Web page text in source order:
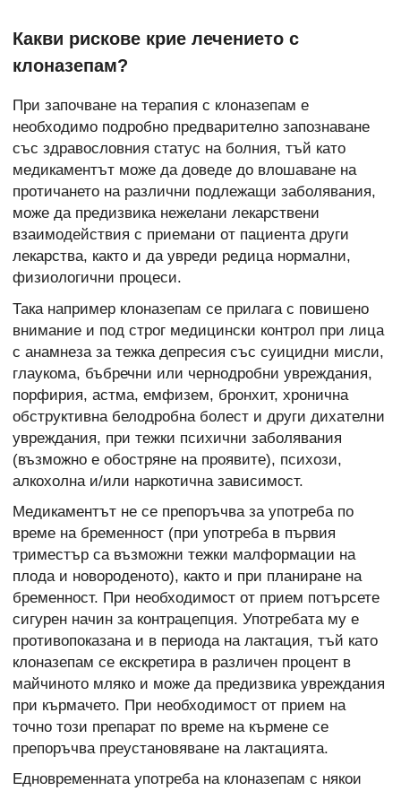
Какви рискове крие лечението с
клоназепам?
При започване на терапия с клоназепам е
необходимо подробно предварително запознаване
със здравословния статус на болния, тъй като
медикаментът може да доведе до влошаване на
протичането на различни подлежащи заболявания,
може да предизвика нежелани лекарствени
взаимодействия с приемани от пациента други
лекарства, както и да увреди редица нормални,
физиологични процеси.
Така например клоназепам се прилага с повишено
внимание и под строг медицински контрол при лица
с анамнеза за тежка депресия със суицидни мисли,
глаукома, бъбречни или чернодробни увреждания,
порфирия, астма, емфизем, бронхит, хронична
обструктивна белодробна болест и други дихателни
увреждания, при тежки психични заболявания
(възможно е обостряне на проявите), психози,
алкохолна и/или наркотична зависимост.
Медикаментът не се препоръчва за употреба по
време на бременност (при употреба в първия
триместър са възможни тежки малформации на
плода и новороденото), както и при планиране на
бременност. При необходимост от прием потърсете
сигурен начин за контрацепция. Употребата му е
противопоказана и в периода на лактация, тъй като
клоназепам се екскретира в различен процент в
майчиното мляко и може да предизвика увреждания
при кърмачето. При необходимост от прием на
точно този препарат по време на кърмене се
препоръчва преустановяване на лактацията.
Едновременната употреба на клоназепам с някои